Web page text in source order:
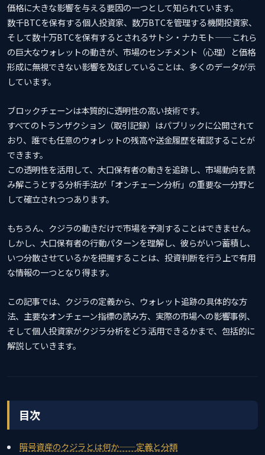
価格に大きな影響を与える要因の一つとして知られています。
数千BTCを保有する個人投資家、数万BTCを管理する機関投資家、
そして数十万BTCを保有するとされるサトシ・ナカモト——これら
の巨大なウォレットの動きが、市場のセンチメント（心理）と価格
形成に無視できない影響を及ぼしていることは、多くのデータが示
しています。
ブロックチェーンは本質的に透明性の高い技術です。
すべてのトランザクション（取引記録）はパブリックに公開されて
おり、誰でも任意のウォレットの残高や送金履歴を確認することが
できます。
この透明性を活用して、大口保有者の動きを追跡し、市場動向を読
み解こうとする分析手法が「オンチェーン分析」の重要な一分野と
して確立されつつあります。
もちろん、クジラの動きだけで市場を予測することはできません。
しかし、大口保有者の行動パターンを理解し、彼らがいつ蓄積し、
いつ分散させているかを把握することは、投資判断を行う上で有用
な情報の一つとなり得ます。
この記事では、クジラの定義から、ウォレット追跡の具体的な方
法、主要なオンチェーン指標の読み方、実際の市場への影響事例、
そして個人投資家がクジラ分析をどう活用できるかまで、包括的に
解説していきます。
目次
暗号資産のクジラとは何か——定義と分類